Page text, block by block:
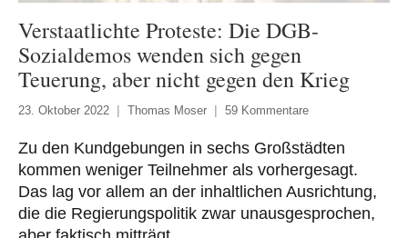
Verstaatlichte Proteste: Die DGB-
Sozialdemos wenden sich gegen
Teuerung, aber nicht gegen den Krieg
23. Oktober 2022 Thomas Moser 59 Kommentare
Zu den Kundgebungen in sechs Großstädten
kommen weniger Teilnehmer als vorhergesagt.
Das lag vor allem an der inhaltlichen Ausrichtung,
die die Regierungspolitik zwar unausgesprochen,